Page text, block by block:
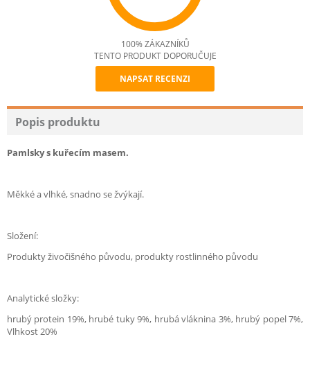
Recommend
100% ZÁKAZNÍKŮ
TENTO PRODUKT DOPORUČUJE
NAPSAT RECENZI
Popis produktu
Pamlsky s kuřecím masem.
Měkké a vlhké, snadno se žvýkají.
Složení:
Produkty živočišného původu, produkty rostlinného původu
Analytické složky:
hrubý protein 19%, hrubé tuky 9%, hrubá vláknina 3%, hrubý popel 7%,
Vlhkost 20%